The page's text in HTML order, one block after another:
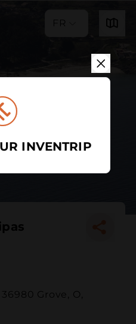
FR
Grove, O,
INVENTRIP